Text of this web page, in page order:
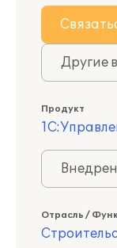
Другие
Продукт
Отрасль /